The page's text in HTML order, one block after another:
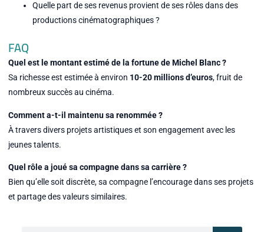
Quelle part de ses revenus provient de ses rôles dans des
productions cinématographiques ?
FAQ
Quel est le montant estimé de la fortune de Michel Blanc ?
Sa richesse est estimée à environ 10-20 millions d’euros, fruit de
nombreux succès au cinéma.
Comment a-t-il maintenu sa renommée ?
À travers divers projets artistiques et son engagement avec les
jeunes talents.
Quel rôle a joué sa compagne dans sa carrière ?
Bien qu’elle soit discrète, sa compagne l’encourage dans ses projets
et partage des valeurs similaires.